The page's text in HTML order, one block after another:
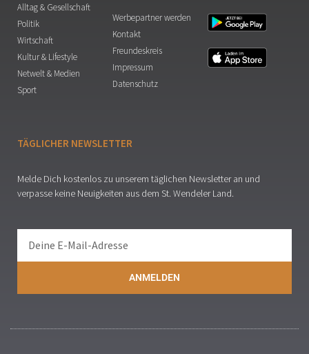
Alltag & Gesellschaft
Politik
Wirtschaft
Kultur & Lifestyle
Netwelt & Medien
Sport
Werbepartner werden
Kontakt
Freundeskreis
Impressum
Datenschutz
TÄGLICHER NEWSLETTER
Melde Dich kostenlos zu unserem täglichen Newsletter an und
verpasse keine Neuigkeiten aus dem St. Wendeler Land.
ANMELDEN